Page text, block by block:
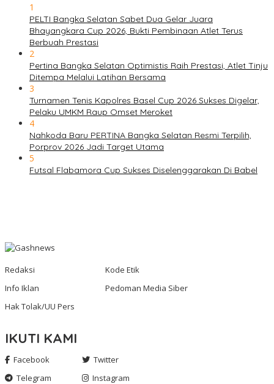
1
PELTI Bangka Selatan Sabet Dua Gelar Juara
Bhayangkara Cup 2026, Bukti Pembinaan Atlet Terus
Berbuah Prestasi
2
Pertina Bangka Selatan Optimistis Raih Prestasi, Atlet Tinju
Ditempa Melalui Latihan Bersama
3
Turnamen Tenis Kapolres Basel Cup 2026 Sukses Digelar,
Pelaku UMKM Raup Omset Meroket
4
Nahkoda Baru PERTINA Bangka Selatan Resmi Terpilih,
Porprov 2026 Jadi Target Utama
5
Futsal Flabamora Cup Sukses Diselenggarakan Di Babel
Redaksi
Kode Etik
Info Iklan
Pedoman Media Siber
Hak Tolak/UU Pers
IKUTI KAMI
Facebook
Twitter
Telegram
Instagram